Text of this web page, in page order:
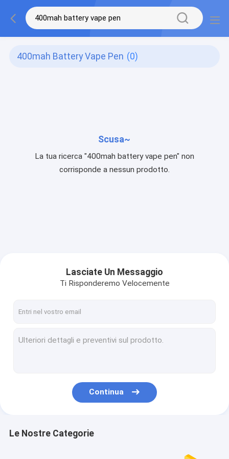
400mah Battery Vape Pen (0)
Scusa~
La tua ricerca "400mah battery vape pen" non
corrisponde a nessun prodotto.
Lasciate Un Messaggio
Ti Risponderemo Velocemente
Continua
Le Nostre Categorie